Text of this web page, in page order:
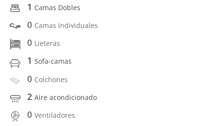
1 Camas Dobles
0 Camas Individuales
0 Lieteras
1 Sofa-camas
0 Colchones
2 Aire acondicionado
0 Ventiladores